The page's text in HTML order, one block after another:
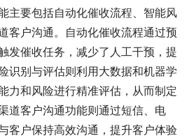
主要包括自动化催收流程、智能风
客户沟通。自动化催收流程通过预
发催收任务，减少了人工干预，提
识别与评估则利用大数据和机器学
力和风险进行精准评估，从而制定
道客户沟通功能则通过短信、电
客户保持高效沟通，提升客户体验